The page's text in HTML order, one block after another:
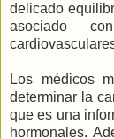
delicado
asociado
Los médicos
determinar la
que es una
hormonales.